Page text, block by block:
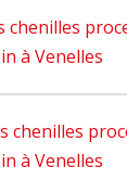
chenilles
à Venelles
chenilles
à Venelles